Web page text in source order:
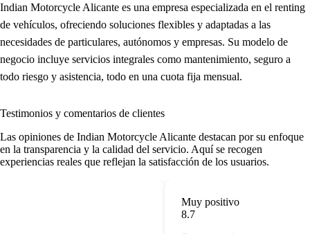
Indian Motorcycle Alicante es una empresa especializada en el renting
de vehículos, ofreciendo soluciones flexibles y adaptadas a las
necesidades de particulares, autónomos y empresas. Su modelo de
negocio incluye servicios integrales como mantenimiento, seguro a
todo riesgo y asistencia, todo en una cuota fija mensual.
Testimonios y comentarios de clientes
Las opiniones de Indian Motorcycle Alicante destacan por su enfoque
en la transparencia y la calidad del servicio. Aquí se recogen
experiencias reales que reflejan la satisfacción de los usuarios.
Muy positivo
8.7